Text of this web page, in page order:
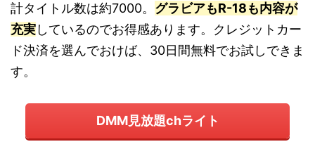
計タイトル数は約7000。 グラビアもR-18も内容が
充実しているのでお得感あります。クレジットカー
ド決済を選んでおけば、30日間無料でお試しできま
す。
DMM見放題chライト